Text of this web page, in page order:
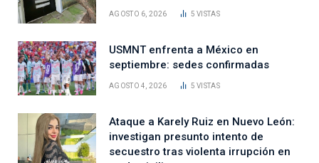
AGOSTO 6, 2026 5VISTAS
USMNT enfrenta a México en
septiembre: sedes confirmadas
AGOSTO 4, 2026 5VISTAS
Ataque a Karely Ruiz en Nuevo León:
investigan presunto intento de
secuestro tras violenta irrupción en